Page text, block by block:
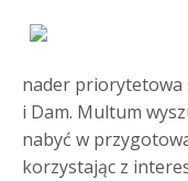
nader priorytetowa
i Dam. Multum
nabyć w
korzystając z